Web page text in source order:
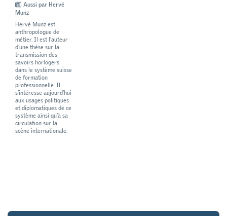
Aussi par Hervé
Munz
Hervé Munz est
anthropologue de
métier. Il est l’auteur
d’une thèse sur la
transmission des
savoirs horlogers
dans le système suisse
de formation
professionnelle. Il
s’intéresse aujourd’hui
aux usages politiques
et diplomatiques de ce
système ainsi qu’à sa
circulation sur la
scène internationale.